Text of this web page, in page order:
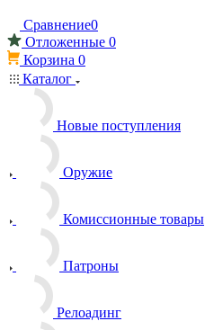
Сравнение0
Отложенные 0
Корзина 0
Каталог
Новые поступления
Оружие
Комиссионные товары
Патроны
Релоадинг